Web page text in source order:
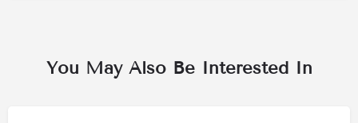
You May Also Be Interested In